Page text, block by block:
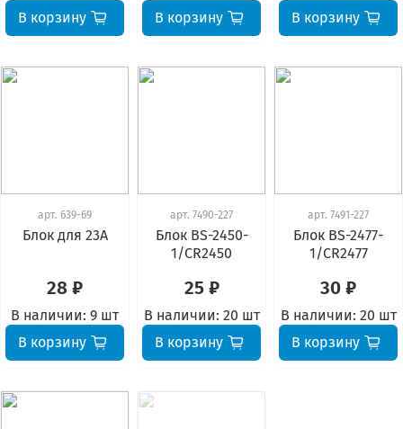
В корзину
В корзину
В корзину
арт. 639-69
Блок для 23А
28 ₽
В наличии: 9 шт
В корзину
арт. 7490-227
Блок BS-2450-
1/CR2450
25 ₽
В наличии: 20 шт
В корзину
арт. 7491-227
Блок BS-2477-
1/CR2477
30 ₽
В наличии: 20 шт
В корзину